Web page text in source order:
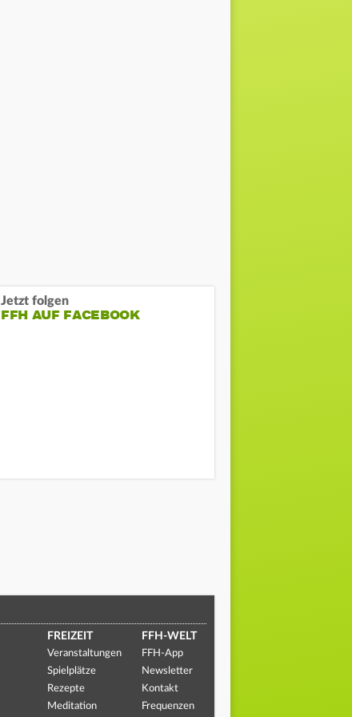
Jetzt folgen
FFH AUF FACEBOOK
FREIZEIT
Veranstaltungen
Spielplätze
Rezepte
Meditation
FFH-WELT
FFH-App
Newsletter
Kontakt
Frequenzen